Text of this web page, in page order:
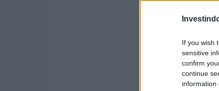
If you wish
sensitive
confirm
continue
information